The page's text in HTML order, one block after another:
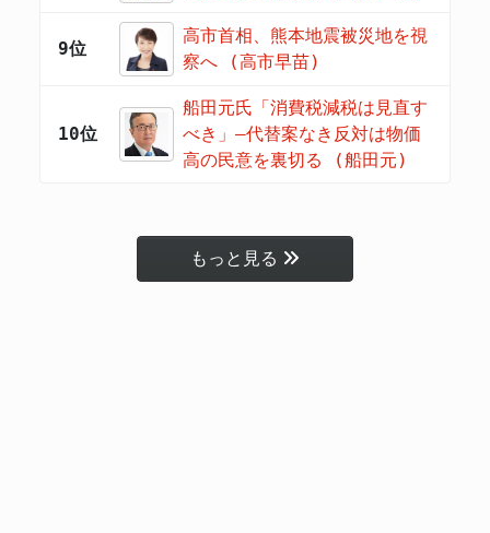
9位
高市首相、熊本地震被災地を視
察へ (高市早苗)
10位
船田元氏「消費税減税は見直す
べき」―代替案なき反対は物価
高の民意を裏切る (船田元)
もっと見る